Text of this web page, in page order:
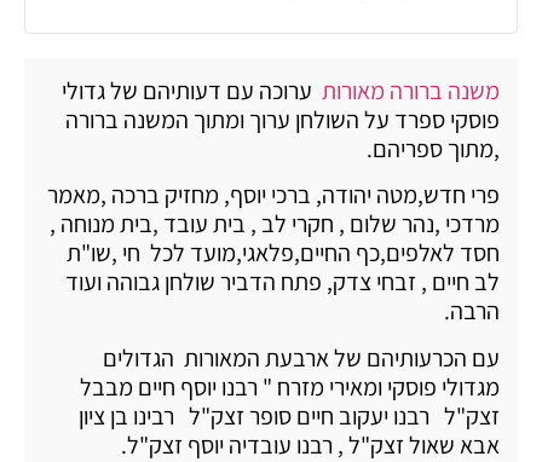
משנה ברורה מאורות ערוכה עם דעותיהם של גדולי
פוסקי ספרד על השולחן ערוך ומתוך המשנה ברורה
,מתוך ספריהם.
פרי חדש,מטה יהודה, ברכי יוסף, מחזיק ברכה ,מאמר
מרדכי ,נהר שלום , חקרי לב , בית עובד ,בית מנוחה ,
חסד לאלפים,כף החיים,פלאגי,מועד לכל חי ,שו"ת
לב חיים , זבחי צדק, פתח הדביר שולחן גבוהה ועוד
הרבה.
עם הכרעותיהם של ארבעת המאורות הגדולים
מגדולי פוסקי ומאירי מזרח " רבנו יוסף חיים מבבל
זצק"ל רבנו יעקוב חיים סופר זצק"ל רבינו בן ציון
אבא שאול זצק"ל , רבנו עובדיה יוסף זצק"ל.